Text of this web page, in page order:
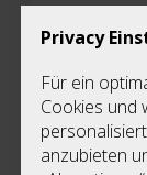
Schärfe:
Lieferbar
Privacy
Für ein
Cookies und
anzubieten